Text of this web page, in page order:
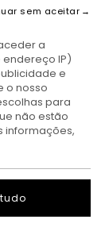
10% EXTRA
Heather
a
IP)
e
o nosso
para
não estão
informações,
sem aceitar